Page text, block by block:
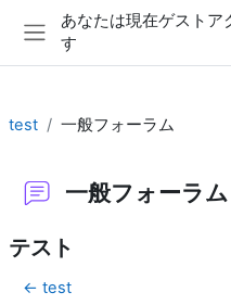
メインコンテンツへスキップす
サイドパネル
あなたは現在ゲストア
す
test 一般フォーラム
一般フォーラム
テスト
← test